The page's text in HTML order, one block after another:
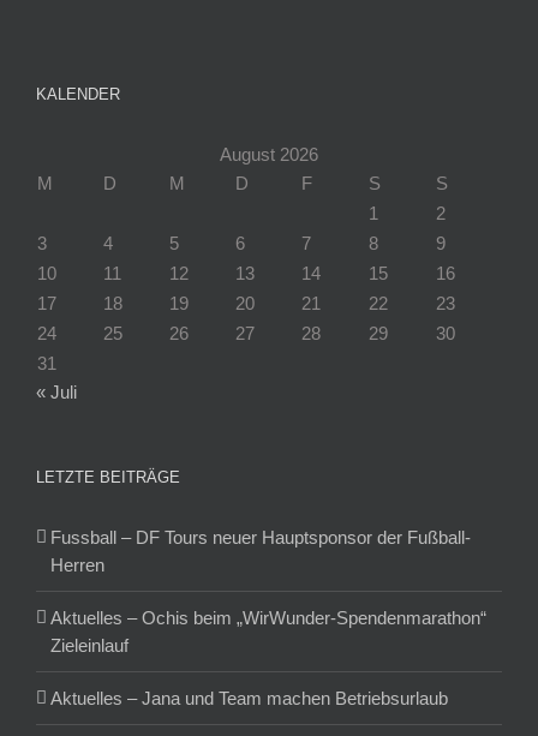
KALENDER
August 2026
M
D M D F S
S
1
2
3
4 5 6 7 8
9
10
11 12 13 14 15
16
17
18 19 20 21 22
23
24
25 26 27 28 29
30
31
« Juli
LETZTE BEITRÄGE
Fussball – DF Tours neuer Hauptsponsor der Fußball-
Herren
Aktuelles – Ochis beim „WirWunder-Spendenmarathon“
Zieleinlauf
Aktuelles – Jana und Team machen Betriebsurlaub